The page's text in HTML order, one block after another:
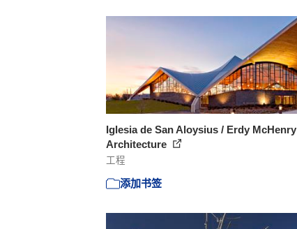
Iglesia de San Aloysius / Erdy McHenry
Architecture
工程
添加书签